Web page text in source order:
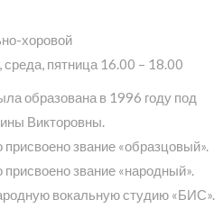
хоровой
пятница 16.00 – 18.00
образована в 1996 году под
Викторовны.
звание «образцовый».
звание «народный».
вокальную студию «БИС».